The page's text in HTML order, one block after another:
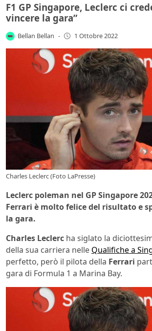
F1 GP Singapore, Leclerc ci
vincere la gara”
Bellan Bellan - 1 Ottobre 2022
Charles Leclerc (Foto LaPresse)
Leclerc poleman nel GP Singapore
Ferrari è molto felice del risultato e
la gara.
Charles Leclerc ha siglato la
della sua carriera nelle Qualifiche a
perfetto, però il pilota della Ferrari
gara di Formula 1 a Marina Bay.